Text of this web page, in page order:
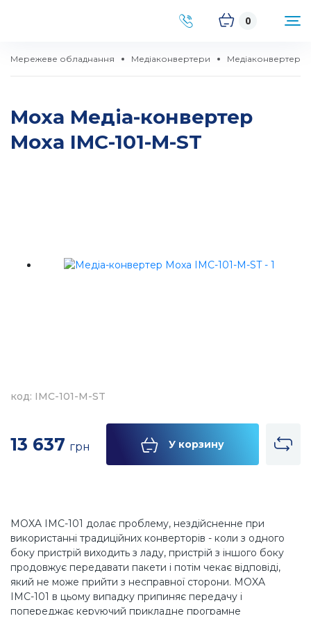
0
Мережеве обладнання Медіаконвертери Медіаконвертери
Moxa Медіа-конвертер
Moxa IMC-101-M-ST
код: IMC-101-M-ST
13 637 грн У корзину
MOXA IMC-101 долає проблему, нездійсненне при
використанні традиційних конверторів - коли з одного
боку пристрій виходить з ладу, пристрій з іншого боку
продовжує передавати пакети і потім чекає відповіді,
який не може прийти з несправної сторони. MOXA
IMC-101 в цьому випадку припиняє передачу і
попереджає керуючий прикладне програмне